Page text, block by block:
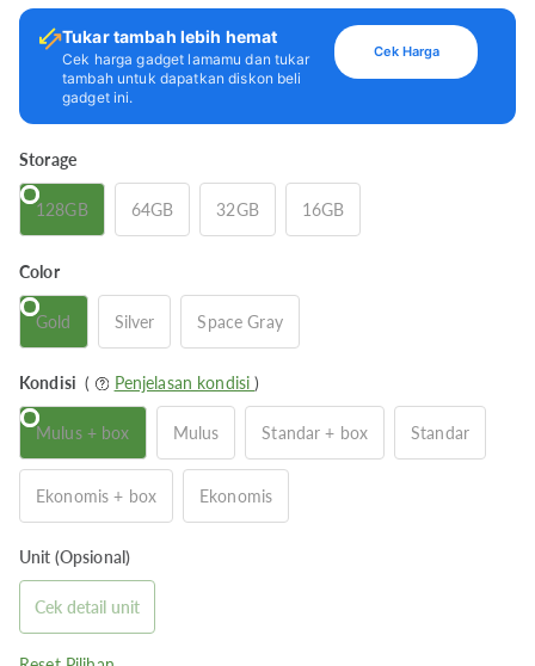
Tukar tambah lebih hemat
Cek harga gadget lamamu dan tukar
tambah untuk dapatkan diskon beli
gadget ini.
Cek Harga
Storage
128GB 64GB 32GB 16GB
Color
Gold Silver Space Gray
Kondisi ( Penjelasan kondisi)
Mulus + box Mulus Standar + box Standar
Ekonomis + box Ekonomis
Unit (Opsional)
Cek detail unit